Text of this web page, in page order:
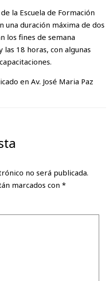
la Escuela de Formación
una duración máxima de dos
los fines de semana
18 horas, con algunas
en Av. José Maria Paz
no será publicada.
marcados con *